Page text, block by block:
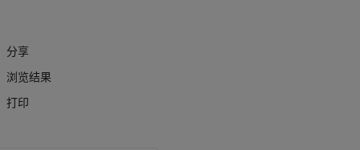
分享
浏览结果
打印